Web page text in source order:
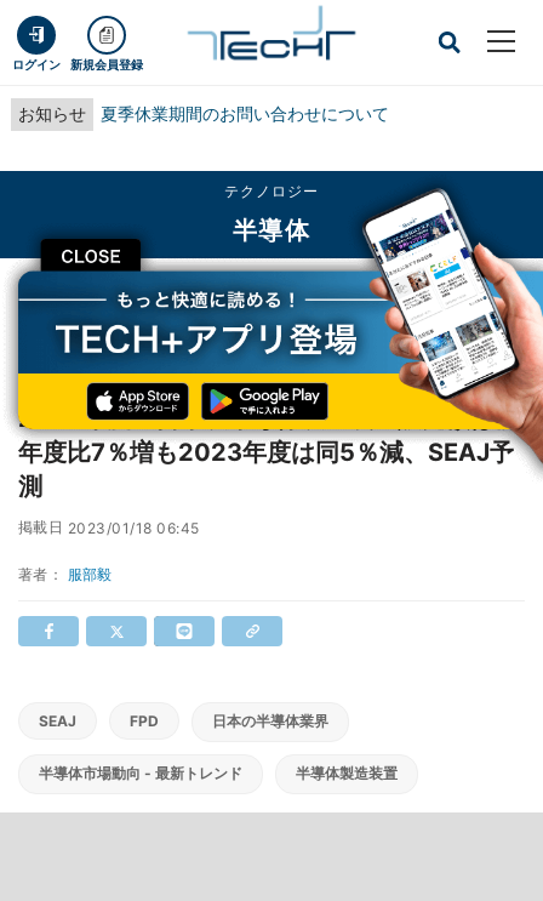
ログイン 新規会員登録
お知らせ 夏季休業期間のお問い合わせについて
CLOSE
テクノロジー
半導体
TECH+ テクノロジー
半導体
2022年度の日本製半導体製造装置販売額は前年度比7％増も2023年度は同5％
2022年度の日本製半導体製造装置販売額は前
年度比7％増も2023年度は同5％減、SEAJ予
測
掲載日 2023/01/18 06:45
著者： 服部毅
SEAJ FPD 日本の半導体業界
半導体市場動向 - 最新トレンド 半導体製造装置